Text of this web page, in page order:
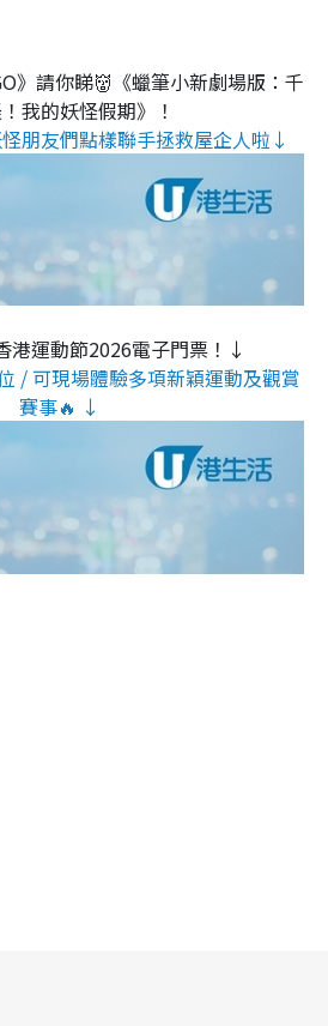
》請你睇👹《蠟筆小新劇場版：千
我的妖怪假期》！
朋友們點樣聯手拯救屋企人啦↓
港運動節2026電子門票！↓
/ 可現場體驗多項新穎運動及觀賞
賽事🔥 ↓